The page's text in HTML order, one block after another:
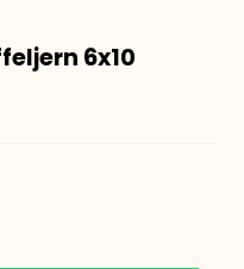
6x10